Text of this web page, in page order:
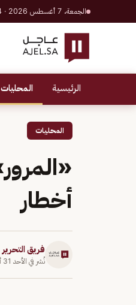
الجمعة، 7 أغسطس 2026 · 24 صفر 1448 هـ
الرئيسية المحليات
المحليات
أخطار
فريق التحرير
نُشر في الأحد 31 أغسطس 2025